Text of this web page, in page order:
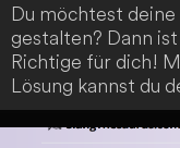
Du möchtest
gestalten? Dann
Richtige für dich!
Lösung kannst du
automatisch
zusammenfassen.